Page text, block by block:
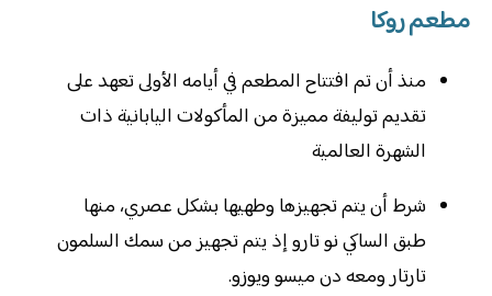
مطعم روكا
منذ أن تم افتتاح المطعم في أيامه الأولى تعهد على
تقديم توليفة مميزة من المأكولات اليابانية ذات
الشهرة العالمية
شرط أن يتم تجهيزها وطهيها بشكل عصري، منها
طبق الساكي نو تارو إذ يتم تجهيز من سمك السلمون
تارتار ومعه دن ميسو ويوزو.